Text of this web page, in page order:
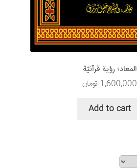
المعاد؛ رؤية قرآنيّة
1,600,000 تومان
Add to cart